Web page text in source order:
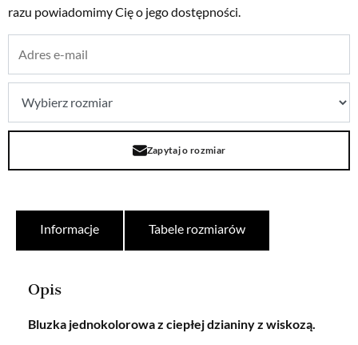
razu powiadomimy Cię o jego dostępności.
Zapytaj o rozmiar
Informacje Tabele rozmiarów
Opis
Bluzka jednokolorowa z ciepłej dzianiny z wiskozą.